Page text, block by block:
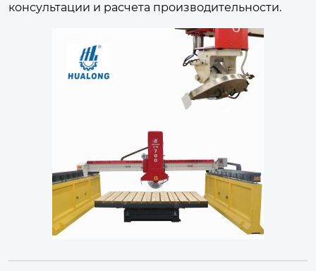
консультации и расчета производительности.